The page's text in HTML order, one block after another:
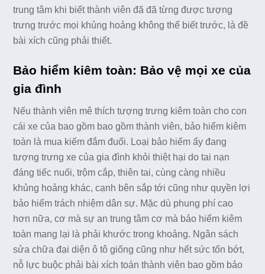
trung tâm khi biết thành viên đã đã từng được tượng
trưng trước mọi khủng hoảng không thể biết trước, là đề
bài xích cũng phải thiết.
Bảo hiểm kiêm toàn: Bảo vệ mọi xe của
gia đình
Nếu thành viên mê thích tượng trưng kiêm toàn cho con
cái xe của bao gồm bao gồm thành viên, bảo hiểm kiêm
toàn là mua kiếm đắm đuối. Loại bảo hiểm ấy đang
tượng trưng xe của gia đình khỏi thiệt hại do tai nạn
đáng tiếc nuối, trộm cắp, thiên tai, cùng càng nhiều
khủng hoảng khác, cạnh bên sắp tới cũng như quyền lợi
bảo hiểm trách nhiệm dân sự. Mặc dù phung phí cao
hơn nữa, cơ mà sự an trung tâm cơ mà bảo hiểm kiêm
toàn mang lại là phải khước trong khoảng. Ngân sách
sửa chữa đại diện ô tô giống cũng như hết sức tốn bớt,
nỗ lực buộc phải bài xích toán thành viên bao gồm bảo